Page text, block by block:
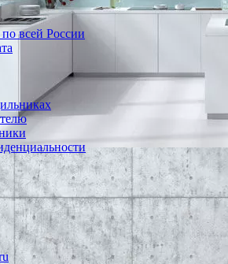
всей России